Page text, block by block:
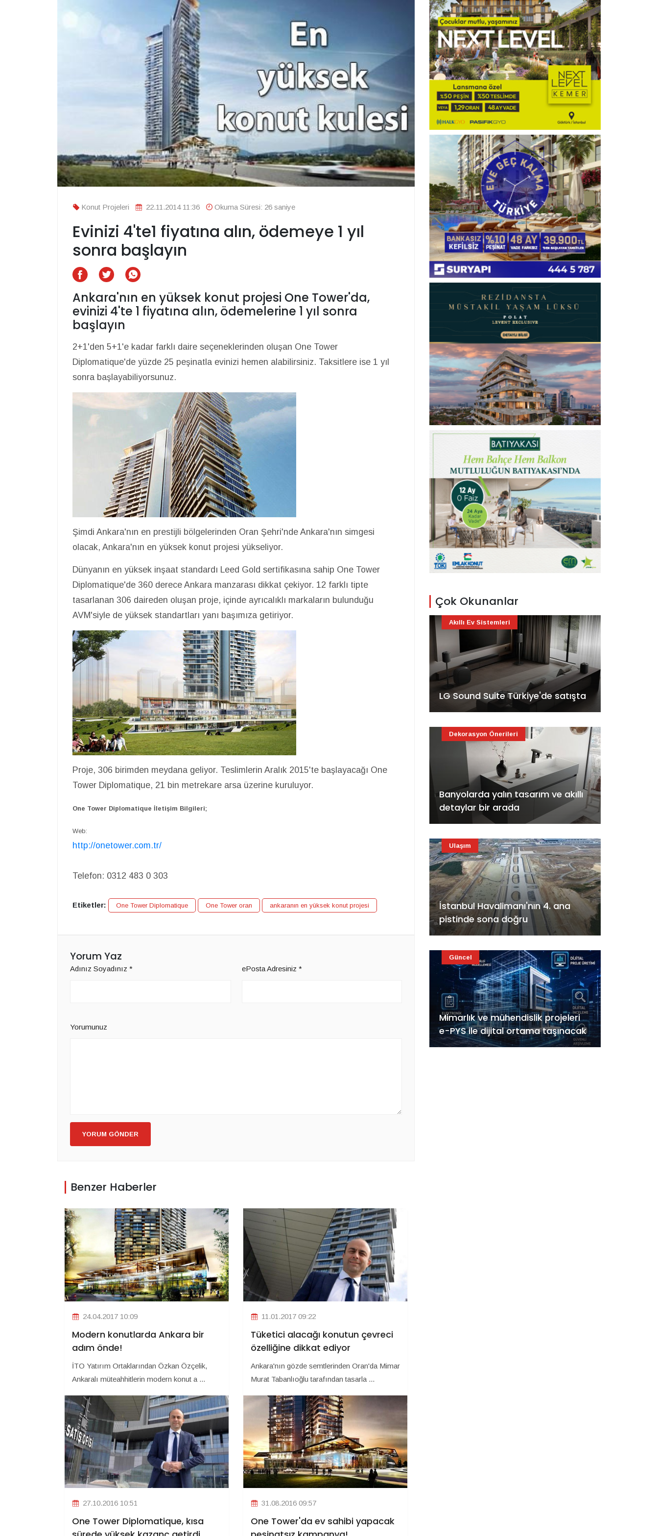
Konut Projeleri 22.11.2014 11:36 Okuma Süresi: 26 saniye
Evinizi 4'te1 fiyatına alın, ödemeye 1 yıl
sonra başlayın
Ankara'nın en yüksek konut projesi One Tower'da,
evinizi 4'te 1 fiyatına alın, ödemelerine 1 yıl sonra
başlayın
2+1'den 5+1'e kadar farklı daire seçeneklerinden oluşan One Tower
Diplomatique'de yüzde 25 peşinatla evinizi hemen alabilirsiniz. Taksitlere ise 1 yıl
sonra başlayabiliyorsunuz.
Şimdi Ankara'nın en prestijli bölgelerinden Oran Şehri'nde Ankara'nın simgesi
olacak, Ankara'nın en yüksek konut projesi yükseliyor.
Dünyanın en yüksek inşaat standardı Leed Gold sertifikasına sahip One Tower
Diplomatique'de 360 derece Ankara manzarası dikkat çekiyor. 12 farklı tipte
tasarlanan 306 daireden oluşan proje, içinde ayrıcalıklı markaların bulunduğu
AVM'siyle de yüksek standartları yanı başımıza getiriyor.
Proje, 306 birimden meydana geliyor. Teslimlerin Aralık 2015'te başlayacağı One
Tower Diplomatique, 21 bin metrekare arsa üzerine kuruluyor.
One Tower Diplomatique İletişim Bilgileri;
Web:
http://onetower.com.tr/
Telefon: 0312 483 0 303
Etiketler: One Tower Diplomatique One Tower oran ankaranın en yüksek konut projesi
Yorum Yaz
Adınız Soyadınız * ePosta Adresiniz *
Yorumunuz
YORUM GÖNDER
Benzer Haberler
24.04.2017 10:09
Modern konutlarda Ankara bir
adım önde!
İTO Yatırım Ortaklarından Özkan Özçelik,
Ankaralı müteahhitlerin modern konut a ...
11.01.2017 09:22
Tüketici alacağı konutun çevreci
özelliğine dikkat ediyor
Ankara'nın gözde semtlerinden Oran'da Mimar
Murat Tabanlıoğlu tarafından tasarla ...
27.10.2016 10:51
One Tower Diplomatique, kısa
31.08.2016 09:57
One Tower'da ev sahibi yapacak
Çok Okunanlar
LG Sound Suite Türkiye'de satışta
Akıllı Ev Sistemleri
Banyolarda yalın tasarım ve akıllı
detaylar bir arada
Dekorasyon Önerileri
İstanbul Havalimanı'nın 4. ana
pistinde sona doğru
Ulaşım
Mimarlık ve mühendislik projeleri
e-PYS ile dijital ortama taşınacak
Güncel